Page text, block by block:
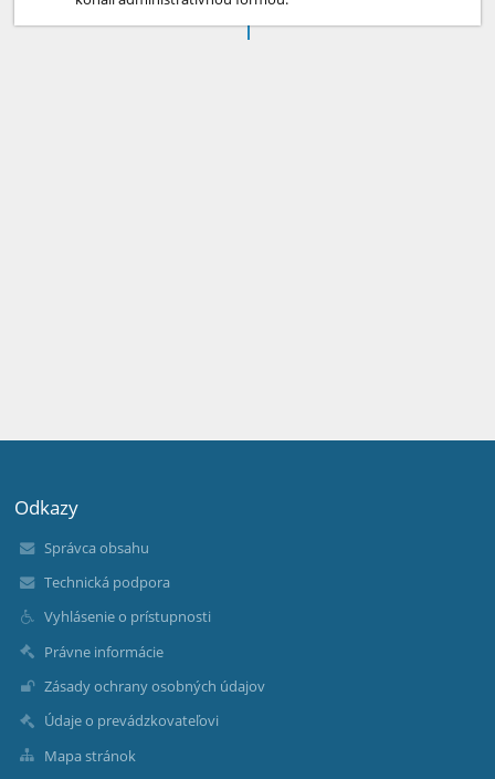
Odkazy
Správca obsahu
Technická podpora
Vyhlásenie o prístupnosti
Právne informácie
Zásady ochrany osobných údajov
Údaje o prevádzkovateľovi
Mapa stránok